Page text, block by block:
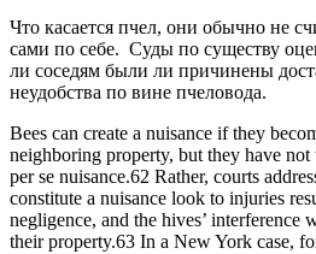
Что касается пчел, они обычно не
сами по себе. Суды по существу
ли соседям были ли причинены
неудобства по вине пчеловода.
Bees can create a nuisance if they
neighboring property, but they have
per se nuisance.62 Rather, courts
constitute a nuisance look to injuries
negligence, and the hives’ interference
their property.63 In a New York case,